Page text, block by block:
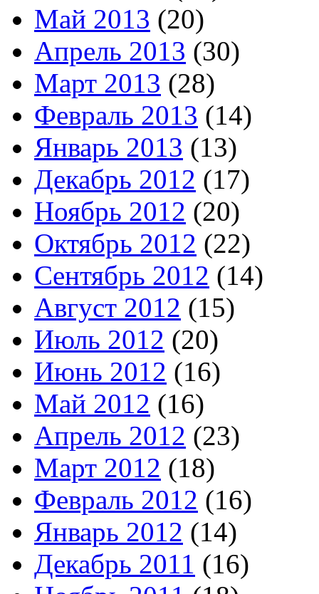
Май 2013 (20)
Апрель 2013 (30)
Март 2013 (28)
Февраль 2013 (14)
Январь 2013 (13)
Декабрь 2012 (17)
Ноябрь 2012 (20)
Октябрь 2012 (22)
Сентябрь 2012 (14)
Август 2012 (15)
Июль 2012 (20)
Июнь 2012 (16)
Май 2012 (16)
Апрель 2012 (23)
Март 2012 (18)
Февраль 2012 (16)
Январь 2012 (14)
Декабрь 2011 (16)